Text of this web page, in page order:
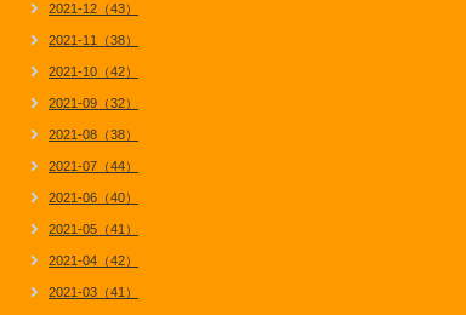
2021-12（43）
2021-11（38）
2021-10（42）
2021-09（32）
2021-08（38）
2021-07（44）
2021-06（40）
2021-05（41）
2021-04（42）
2021-03（41）